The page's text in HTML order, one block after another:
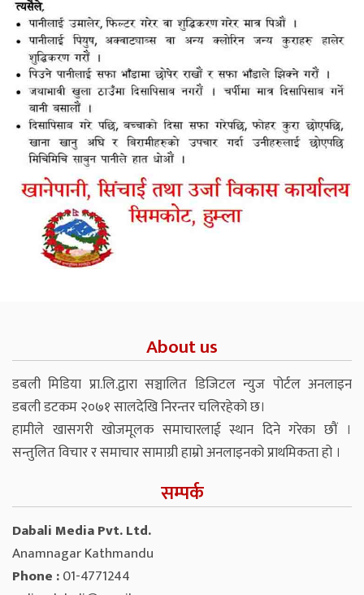
About us
डबली मिडिया प्रा.लि.द्वारा सञ्चालित डिजिटल न्युज पोर्टल अनलाइन
डबली डटकम २०७१ सालदेखि निरन्तर चलिरहेको छ।
हामीले खासगरी खोजमूलक समाचारलाई स्थान दिने गरेका छौं ।
सन्तुलित विचार र समाचार सामाग्री हाम्रो अनलाइनको प्राथमिकता हो ।
सम्पर्क
Dabali Media Pvt. Ltd.
Anamnagar Kathmandu
Phone :01-4771244